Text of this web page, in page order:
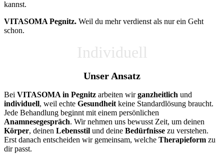
kannst.
VITASOMA Pegnitz. Weil du mehr verdienst als nur ein Geht
schon.
Individuell
Unser Ansatz
Bei VITASOMA in Pegnitz arbeiten wirganzheitlich und
individuell, weil echte Gesundheit keine Standardlösung braucht.
Jede Behandlung beginnt mit einem persönlichen
Anamnesegespräch. Wir nehmen uns bewusst Zeit, um deinen
Körper, deinen Lebensstil und deine Bedürfnisse zu verstehen.
Erst danach entscheiden wir gemeinsam, welche Therapieform zu
dir passt.